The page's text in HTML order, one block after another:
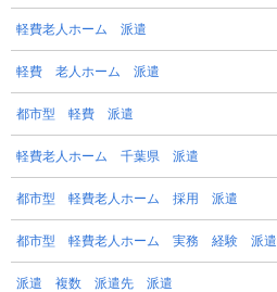
軽費老人ホーム 派遣
軽費 老人ホーム 派遣
都市型 軽費 派遣
軽費老人ホーム 千葉県 派遣
都市型 軽費老人ホーム 採用 派遣
都市型 軽費老人ホーム 実務 経験 派遣
派遣 複数 派遣先 派遣